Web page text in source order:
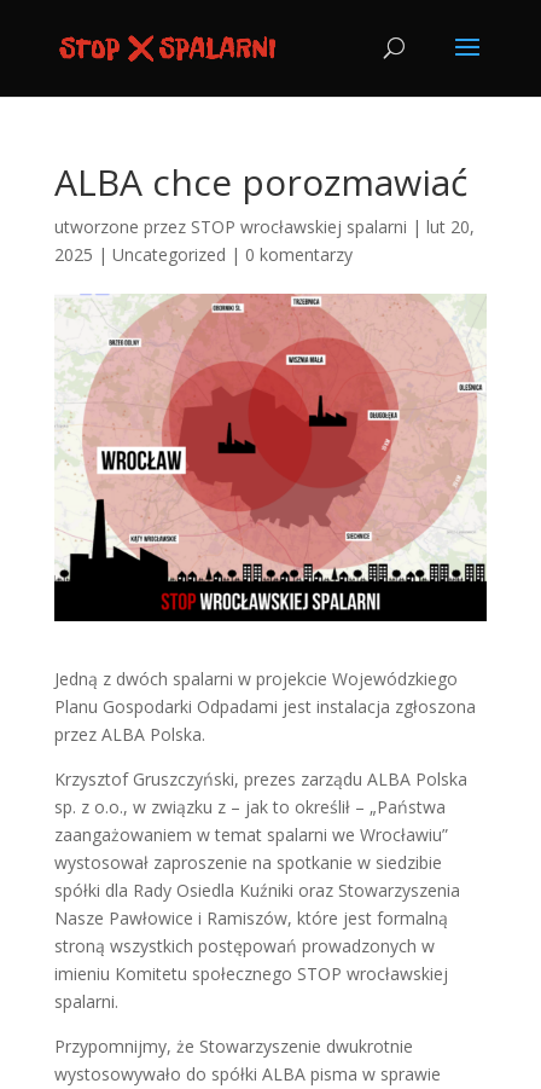
ALBA chce porozmawiać
utworzone przez STOP wrocławskiej spalarni | lut 20,
2025 | Uncategorized | 0 komentarzy
Jedną z dwóch spalarni w projekcie Wojewódzkiego
Planu Gospodarki Odpadami jest instalacja zgłoszona
przez ALBA Polska.
Krzysztof Gruszczyński, prezes zarządu ALBA Polska
sp. z o.o., w związku z – jak to określił – „Państwa
zaangażowaniem w temat spalarni we Wrocławiu”
wystosował zaproszenie na spotkanie w siedzibie
spółki dla Rady Osiedla Kuźniki oraz Stowarzyszenia
Nasze Pawłowice i Ramiszów, które jest formalną
stroną wszystkich postępowań prowadzonych w
imieniu Komitetu społecznego STOP wrocławskiej
spalarni.
Przypomnijmy, że Stowarzyszenie dwukrotnie
wystosowywało do spółki ALBA pisma w sprawie